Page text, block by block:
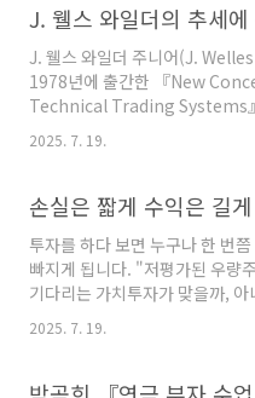
을 실전에서 증명해 보였습니다
의 저서 『이동평균선 투자법』
인 접근법에 근본적인 의문을 제
균선을 통해 시장의 거대한 흐름
읽어내는 체계적인 방법론을 제
의 핵심은 저자가 독자적으로
선 대순환 분석(Grand Cycle
균선 배열 순서에 따라 주가 변
J. 웰스 와일더 주니어(J.
1978년에 출간한 『New
Technical Trading Systems
술적 분석 서적을 넘어, 현대 금융
간을 이루는 수많은 지표와 시스
와일더는 주관적 판단과 감정이
했으며, 그의 이러한 노력은 오늘
레이딩 플랫폼에 기본적으로 탑
의 탄생으로 이어졌습니다 . 이
예측하는 비법을 담은 것이 아니
2025. 7. 19.
투자를 하다 보면 누구나 한 번
빠지게 됩니다. "저평가된 우량
기다리는 가치투자가 맞을까,
름을 타고 오르는 종목에 빠르게
추종 매매가 정답일까?" 서점에
는 두 가지 상반된 철학을 신봉
2025. 7. 19.